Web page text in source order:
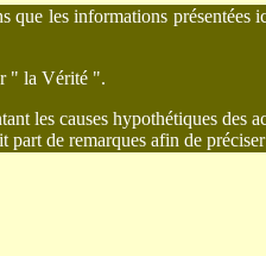
que les informations
" la Vérité ".
les causes hypothétiques
de remarques afin de